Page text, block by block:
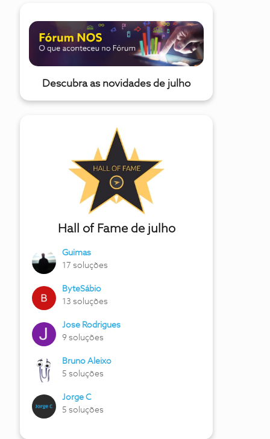
Descubra as novidades de julho
Hall of Fame de julho
Guimas
17 soluções
ByteSábio
13 soluções
Jose Rodrigues
9 soluções
Bruno Aleixo
5 soluções
Jorge C
5 soluções